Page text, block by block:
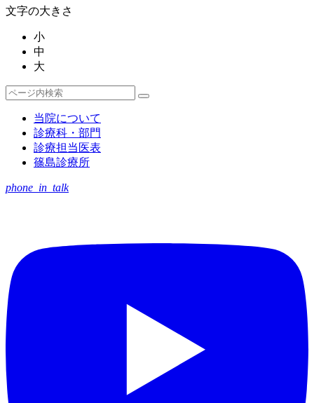
文字の大きさ
小
中
大
検
検
当院について
診療科・部門
診療担当医表
篠島診療所
phone_in_talk